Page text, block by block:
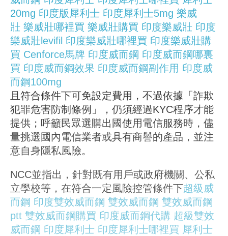
20mg 印度版犀利士 印度犀利士5mg 樂威
壯 樂威壯哪裡買 樂威壯購買 印度樂威壯 印度
樂威壯levifil 印度樂威壯哪裡買 印度樂威壯購
買 Cenforce馬牌 印度威而鋼 印度威而鋼哪裏
買 印度威而鋼效果 印度威而鋼副作用 印度威
而鋼100mg
且符合條件下可免設定費用，不過依據「詐欺
犯罪危害防制條例」，仍須經過KYC程序才能
提供；呼籲民眾選購出國使用電信服務時，儘
量挑選國內電信業者或具有商譽的產品，並注
意自身隱私風險。
NCC並指出，針對既有用戶或政府機關、公私
立學校等，在符合一定風險控管條件下超級威
而鋼 印度雙效威而鋼 雙效威而鋼 雙效威而鋼
ptt 雙效威而鋼購買 印度威而鋼代購 超級雙效
威而鋼 印度犀利士 印度犀利士哪裡買 犀利士